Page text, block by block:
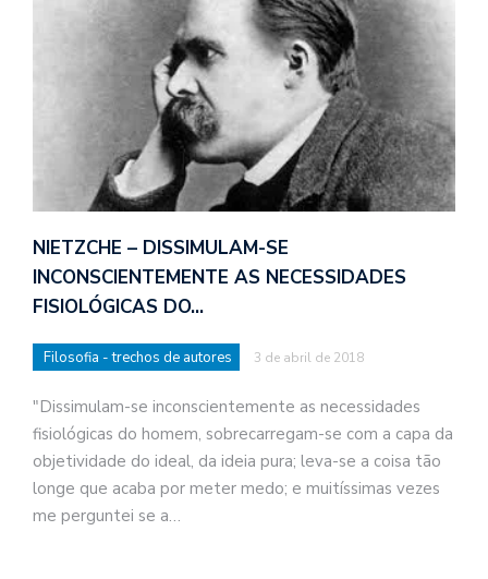
NIETZCHE – DISSIMULAM-SE
INCONSCIENTEMENTE AS NECESSIDADES
FISIOLÓGICAS DO…
Filosofia - trechos de autores 3 de abril de 2018
"Dissimulam-se inconscientemente as necessidades
fisiológicas do homem, sobrecarregam-se com a capa da
objetividade do ideal, da ideia pura; leva-se a coisa tão
longe que acaba por meter medo; e muitíssimas vezes
me perguntei se a…